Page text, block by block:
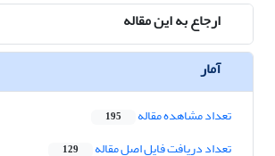
ارجاع به این مقاله
آمار
تعداد مشاهده مقاله 195
تعداد دریافت فایل اصل مقاله 129